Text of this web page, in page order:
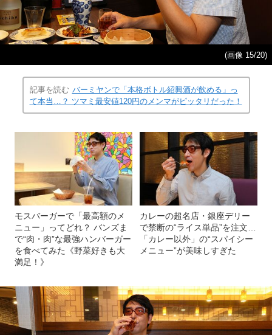
(画像 15/20)
記事を読む バーミヤンで「本格ボトル紹興酒が飲める」っ
て本当…？ ツマミ最安値120円のメンマがピッタリだった！
モスバーガーで「最高額のメ
ニュー」ってどれ？ バンズま
で“肉・肉”な最強ハンバーガー
を食べてみた《野菜好きも大
満足！》
カレーの超名店・銀座デリー
で禁断の“ライス単品”を注文…
「カレー以外」の“スパイシー
メニュー”が美味しすぎた